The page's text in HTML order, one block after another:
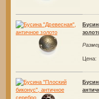
Цена: